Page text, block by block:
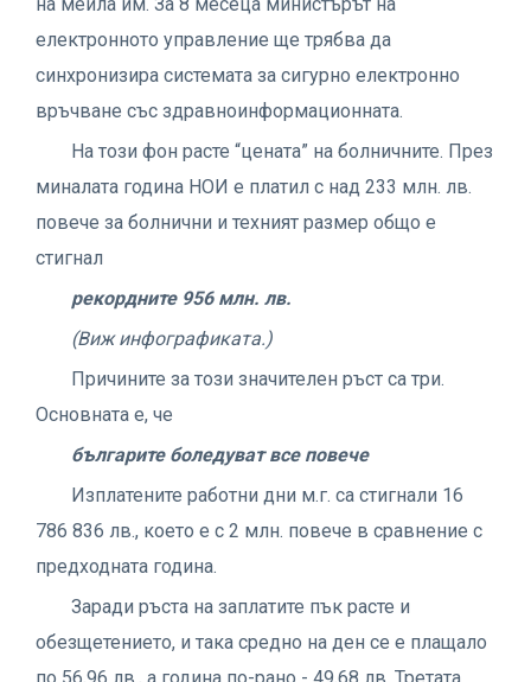
електронното управление ще трябва да
синхронизира системата за сигурно електронно
връчване със здравноинформационната.
На този фон расте “цената” на болничните. През
миналата година НОИ е платил с над 233 млн. лв.
повече за болнични и техният размер общо е
стигнал
рекордните 956 млн. лв.
(Виж инфографиката.)
Причините за този значителен ръст са три.
Основната е, че
българите боледуват все повече
Изплатените работни дни м.г. са стигнали 16
786 836 лв., което е с 2 млн. повече в сравнение с
предходната година.
Заради ръста на заплатите пък расте и
обезщетението, и така средно на ден се е плащало